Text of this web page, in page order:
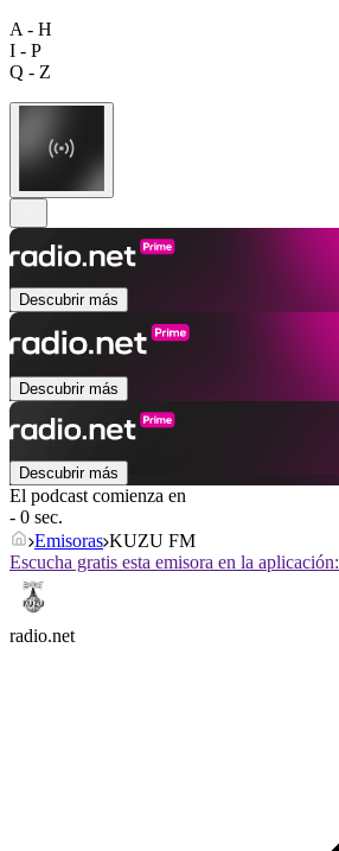
A - H
I - P
Q - Z
Descubrir más
Descubrir más
Descubrir más
El podcast comienza en
- 0 sec.
Emisoras KUZU FM
Escucha gratis esta emisora en la aplicación:
radio.net